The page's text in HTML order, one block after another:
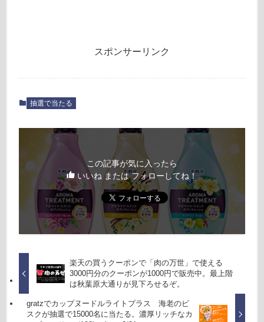
スポンサーリンク
抽選で当たる
この記事が気に入ったら
いいね または フォローしてね！
楽天の買うクーポンで「肉の万世」で使える
3000円分のクーポンが1000円で販売中。最上階
は秋葉原大通りが見下ろせるぞ。
gratzでカップヌードルライトプラス 海老のビ
スクが抽選で15000名に当たる。濃厚リッチなカ